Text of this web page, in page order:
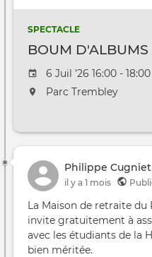
SPECTACLE
BOUM D'ALBUMS
Date de l'évênement
6 Juil '26 16:00 - 18:00
L'événement aura lieu
Parc Trembley
Philippe Cugniet
il y a 1 mois
La Maison de retraite du
invite gratuitement à
avec les étudiants de la
bien méritée.